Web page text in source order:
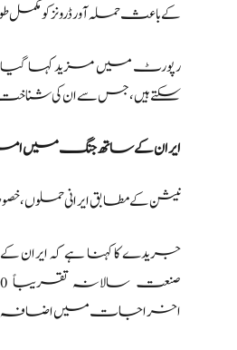
کے باعث حملہ آور ڈرونز کو مکمل
رپورٹ میں مزید کہا گیا ہے
سکتے ہیں، جس سے ان کی شناخت
ایران کے ساتھ جنگ میں
نیشن کے مطابق ایرانی حملوں،
اخراجات میں اضافہ